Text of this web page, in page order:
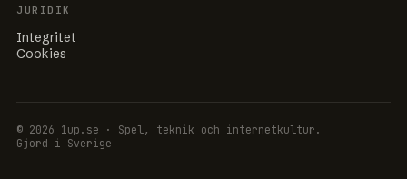
JURIDIK
Integritet
Cookies
© 2026 1up.se · Spel, teknik och internetkultur.
Gjord i Sverige